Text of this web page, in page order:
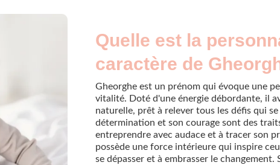
Quelle est la
caractère de
Gheorghe est un prénom qui évoque une
vitalité. Doté d'une énergie débordante, il
naturelle, prêt à relever tous les défis qui
détermination et son courage sont des
entreprendre avec audace et à tracer son
possède une force intérieure qui inspire
se dépasser et à embrasser le changement.